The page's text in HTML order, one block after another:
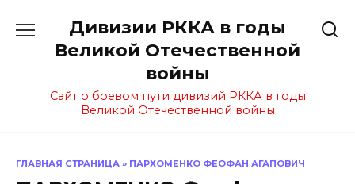
содержанию
Дивизии РККА в годы
Великой Отечественной
войны
Сайт о боевом пути дивизий РККА в годы
Великой Отечественной войны
ГЛАВНАЯ СТРАНИЦА » ПАРХОМЕНКО ФЕОФАН АГАПОВИЧ